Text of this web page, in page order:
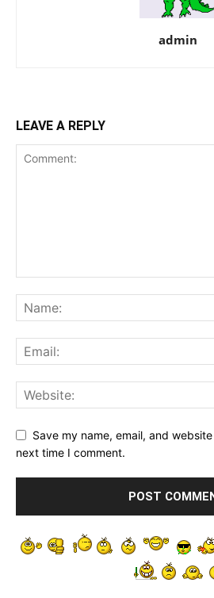
admin
LEAVE A REPLY
Save my name, email, and
next time I comment.